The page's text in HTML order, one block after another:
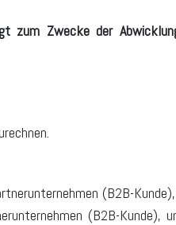
zum Zwecke der
(B2B-
(B2B-Kunde),